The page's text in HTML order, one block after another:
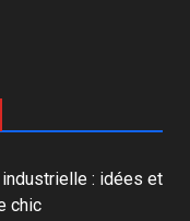
: idées et
chic